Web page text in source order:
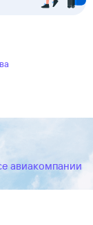
авиакомпании